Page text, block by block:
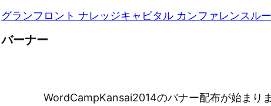
グランフロント ナレッジキャピタル カンファレンスル
バーナー
WordCampKansai2014のバナー配布が始まり